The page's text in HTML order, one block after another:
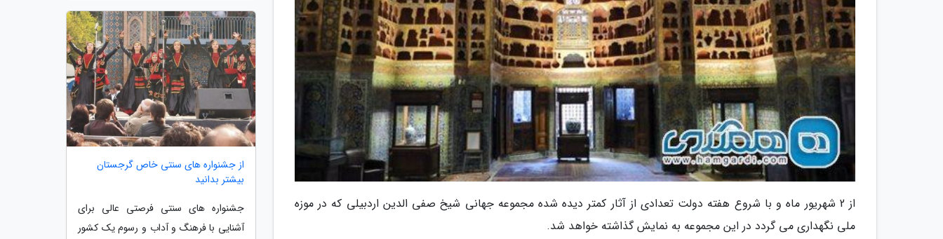
از 2 شهریور ماه و با شروع هفته دولت تعدادی از آثار کمتر دیده شده مجموعه جهانی شیخ صفی الدین اردبیلی که در موزه
ملی نگهداری می گردد در این مجموعه به نمایش گذاشته خواهد شد.
از جشنواره های سنتی خاص گرجستان
بیشتر بدانید
جشنواره های سنتی فرصتی عالی برای
آشنایی با فرهنگ و آداب و رسوم یک کشور